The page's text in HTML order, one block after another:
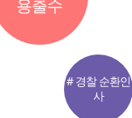
용출수
# 경찰 순환인
사